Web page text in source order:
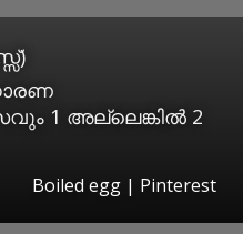
1 അല്ലെങ്കിൽ 2
Boiled egg | Pinterest